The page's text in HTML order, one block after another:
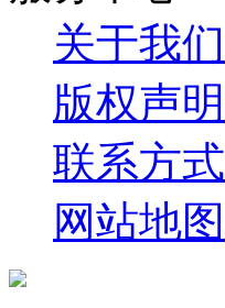
关于我们
版权声明
联系方式
网站地图